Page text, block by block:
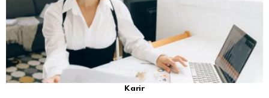
Karir